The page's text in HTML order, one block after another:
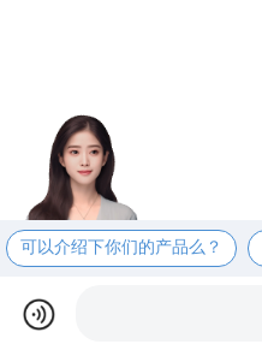
可以介绍下你们的产品么？